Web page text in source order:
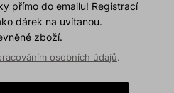
přímo do emailu! Registrací
dárek na uvítanou.
zboží.
osobních údajů.